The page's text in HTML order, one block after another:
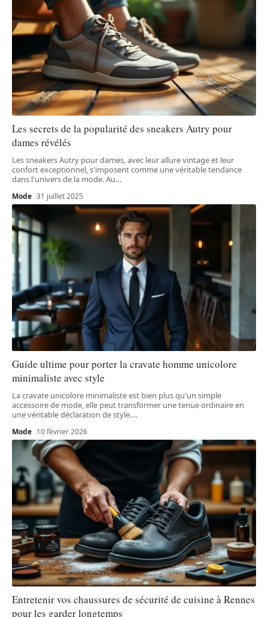
Les secrets de la popularité des sneakers Autry pour
dames révélés
Les sneakers Autry pour dames, avec leur allure vintage et leur
confort exceptionnel, s'imposent comme une véritable tendance
dans l'univers de la mode. Au…
Mode 31 juillet 2025
Guide ultime pour porter la cravate homme unicolore
minimaliste avec style
La cravate unicolore minimaliste est bien plus qu'un simple
accessoire de mode, elle peut transformer une tenue ordinaire en
une véritable déclaration de style.…
Mode 10 février 2026
Entretenir vos chaussures de sécurité de cuisine à Rennes
pour les garder longtemps